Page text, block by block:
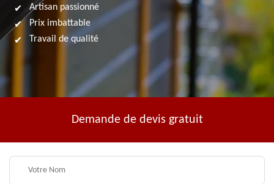
Artisan passionné
Prix imbattable
Travail de qualité
Demande de devis gratuit